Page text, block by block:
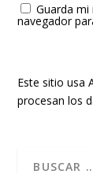
Guarda
navegador
Este sitio usa
procesan los